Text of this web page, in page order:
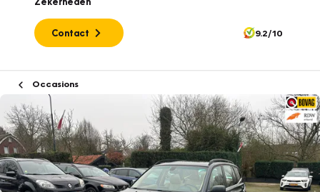
Contact 9.2/10
Occasions